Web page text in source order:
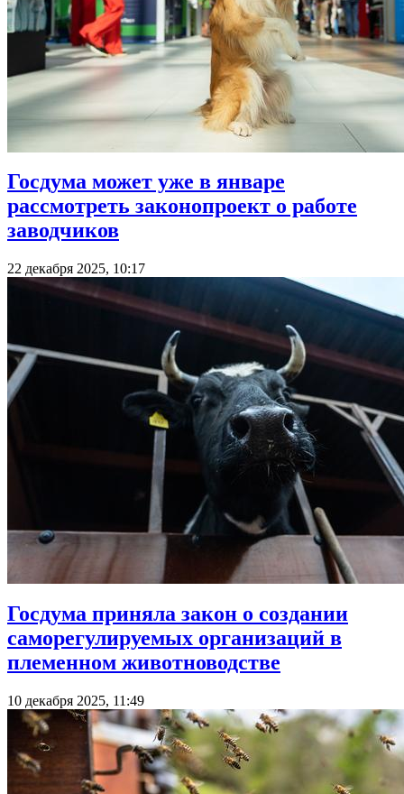
Госдума может уже в январе
рассмотреть законопроект о работе
заводчиков
22 декабря 2025, 10:17
Госдума приняла закон о создании
саморегулируемых организаций в
племенном животноводстве
10 декабря 2025, 11:49